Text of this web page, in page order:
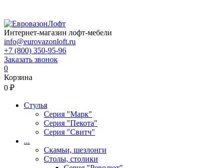
Интернет-магазин лофт-мебели
info@eurovazonloft.ru
+7 (800) 350-95-96
Заказать звонок
0
Корзина
0 ₽
Стулья
Серия "Марк"
Серия "Пекота"
Серия "Свитч"
...
Скамьи, шезлонги
Столы, столики